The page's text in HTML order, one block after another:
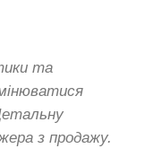
та
з продажу.